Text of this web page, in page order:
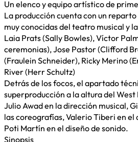
Un elenco y equipo artístico de
La producción cuenta con un
muy conocidas del teatro musical y
Laia Prats (Sally Bowles), Víctor
ceremonias), Jose Pastor (Clifford
(Fraulein Schneider), Ricky Merino
River (Herr Schultz)
Detrás de los focos, el apartado
superproducción a la altura del West
Julio Awad en la dirección musical,
las coreografías, Valerio Tiberi en el
Poti Martín en el diseño de sonido.
Sinopsis